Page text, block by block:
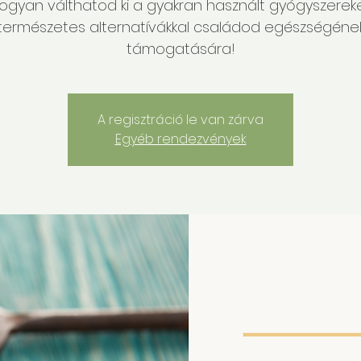
válthatod ki a gyakran használt
alternatívákkal családod
támogatására!
A regisztráció le van zárva
Egyéb rendezvények